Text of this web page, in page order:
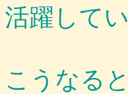
活躍してい
こうなる